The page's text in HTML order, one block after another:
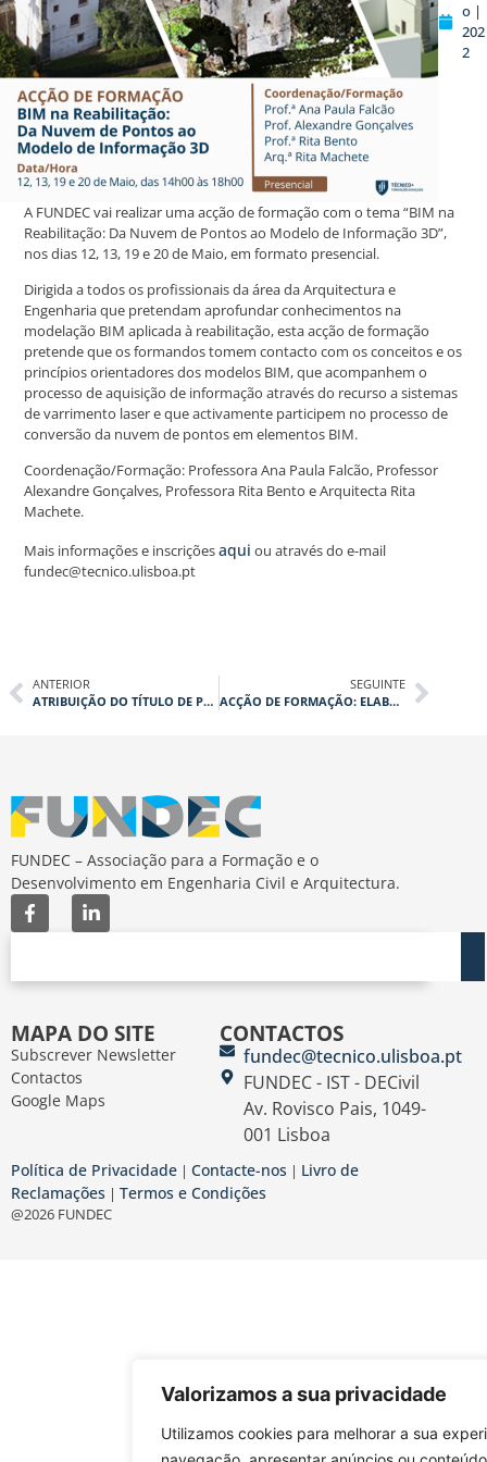
Valorizamos a sua privacidade
Utilizamos cookies para melhorar a sua
o |
202
2
A FUNDEC vai realizar uma acção de formação com o tema “BIM na
Reabilitação: Da Nuvem de Pontos ao Modelo de Informação 3D”,
nos dias 12, 13, 19 e 20 de Maio, em formato presencial.
Dirigida a todos os profissionais da área da Arquitectura e
Engenharia que pretendam aprofundar conhecimentos na
modelação BIM aplicada à reabilitação, esta acção de formação
pretende que os formandos tomem contacto com os conceitos e os
princípios orientadores dos modelos BIM, que acompanhem o
processo de aquisição de informação através do recurso a sistemas
de varrimento laser e que activamente participem no processo de
conversão da nuvem de pontos em elementos BIM.
Coordenação/Formação: Professora Ana Paula Falcão, Professor
Alexandre Gonçalves, Professora Rita Bento e Arquitecta Rita
Machete.
Mais informações e inscriçõesaqui ou através do e-mail
fundec@tecnico.ulisboa.pt
ANTERIOR
ATRIBUIÇÃO DO TÍTULO DE PROFESSOR EMÉRITO AO PROFESSOR CARLOS SOUSA OLIVEIRA
SEGUINTE
ACÇÃO DE FORMAÇÃO: ELABORAÇÃO DE CADERNOS DE ENCARGOS
FUNDEC – Associação para a Formação e o
Desenvolvimento em Engenharia Civil e Arquitectura.
MAPA DO SITE
Subscrever Newsletter
Contactos
Google Maps
CONTACTOS
fundec@tecnico.ulisboa.pt
FUNDEC - IST - DECivil
Av. Rovisco Pais, 1049-
001 Lisboa
Política de Privacidade | Contacte-nos | Livro de
Reclamações | Termos e Condições
@2026 FUNDEC